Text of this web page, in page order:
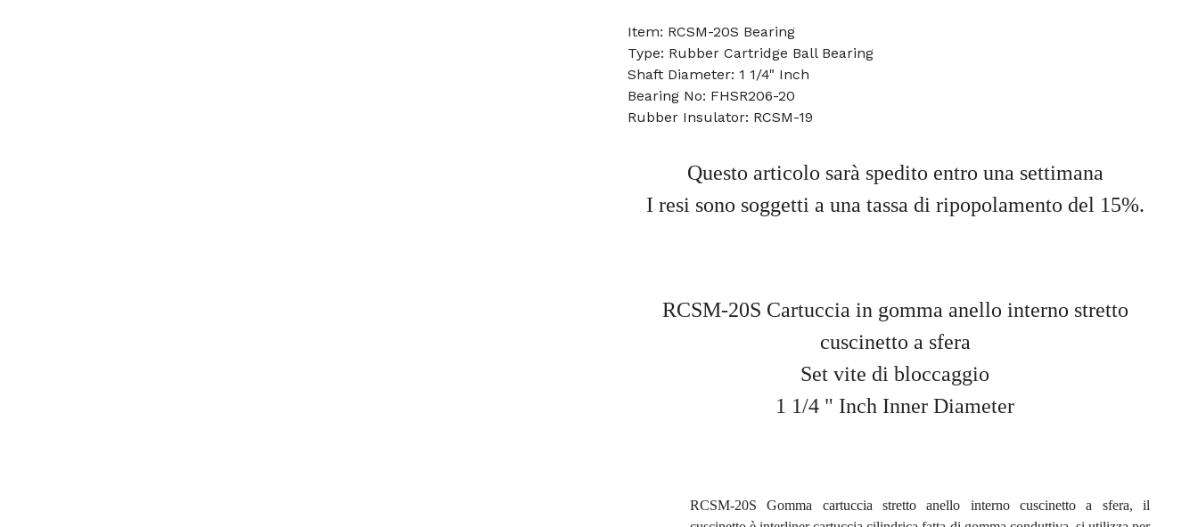
Item: RCSM-20S Bearing
Type: Rubber Cartridge Ball Bearing
Shaft Diameter: 1 1/4" Inch
Bearing No: FHSR206-20
Rubber Insulator: RCSM-19
Questo articolo sarà spedito entro una settimana
I resi sono soggetti a una tassa di ripopolamento del 15%.
RCSM-20S Cartuccia in gomma anello interno stretto
cuscinetto a sfera
Set vite di bloccaggio
1 1/4 " Inch Inner Diameter
RCSM-20S Gomma cartuccia stretto anello interno cuscinetto a sfera, il